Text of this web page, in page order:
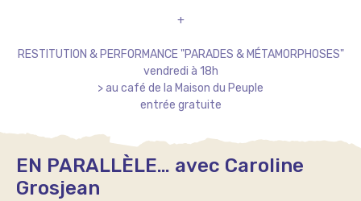
+
RESTITUTION & PERFORMANCE "PARADES & MÉTAMORPHOSES"
vendredi à 18h
> au café de la Maison du Peuple
entrée gratuite
EN PARALLÈLE… avec Caroline
Grosjean